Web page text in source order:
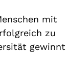
mit
zu
gewinnt